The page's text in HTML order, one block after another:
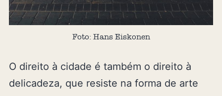
Foto: Hans Eiskonen
O direito à cidade é também o direito à
delicadeza, que resiste na forma de arte